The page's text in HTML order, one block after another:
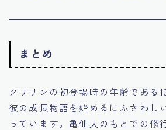
まとめ
クリリンの初登場時の年齢である
彼の成長物語を始めるにふさわし
っています。亀仙人のもとでの修